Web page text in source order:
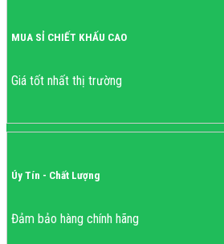
MUA SỈ CHIẾT KHẤU CAO
Giá tốt nhất thị trường
Úy Tín - Chất Lượng
Đảm bảo hàng chính hãng